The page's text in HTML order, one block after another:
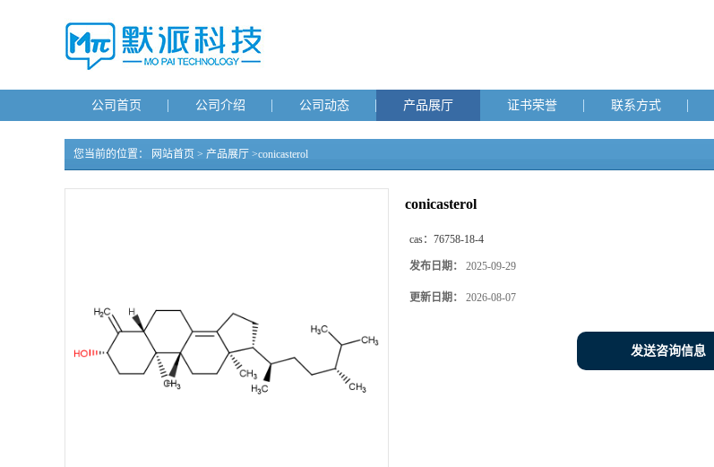
公司首页 公司介绍 公司动态 产品展厅 证书荣誉 联系方式
您当前的位置： 网站首页 > 产品展厅 >conicasterol
conicasterol
cas： 76758-18-4
发布日期： 2025-09-29
更新日期： 2026-08-07
发送咨询信息